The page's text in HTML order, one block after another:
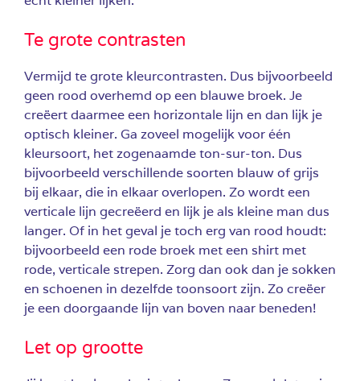
Te grote contrasten
Vermijd te grote kleurcontrasten. Dus bijvoorbeeld
geen rood overhemd op een blauwe broek. Je
creëert daarmee een horizontale lijn en dan lijk je
optisch kleiner. Ga zoveel mogelijk voor één
kleursoort, het zogenaamde ton-sur-ton. Dus
bijvoorbeeld verschillende soorten blauw of grijs
bij elkaar, die in elkaar overlopen. Zo wordt een
verticale lijn gecreëerd en lijk je als kleine man dus
langer. Of in het geval je toch erg van rood houdt:
bijvoorbeeld een rode broek met een shirt met
rode, verticale strepen. Zorg dan ook dan je sokken
en schoenen in dezelfde toonsoort zijn. Zo creëer
je een doorgaande lijn van boven naar beneden!
Let op grootte